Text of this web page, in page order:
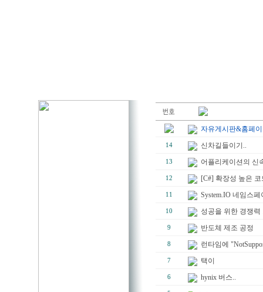
자유게시판&홈페
14 신차길들이기..
13 어플리케이션의 신
12 [C#] 확장성 높은
11 System.IO 네임스
10 성공을 위한 경쟁
9 반도체 제조 공정
8 런타임에
7 택이
6 hynix 버스..